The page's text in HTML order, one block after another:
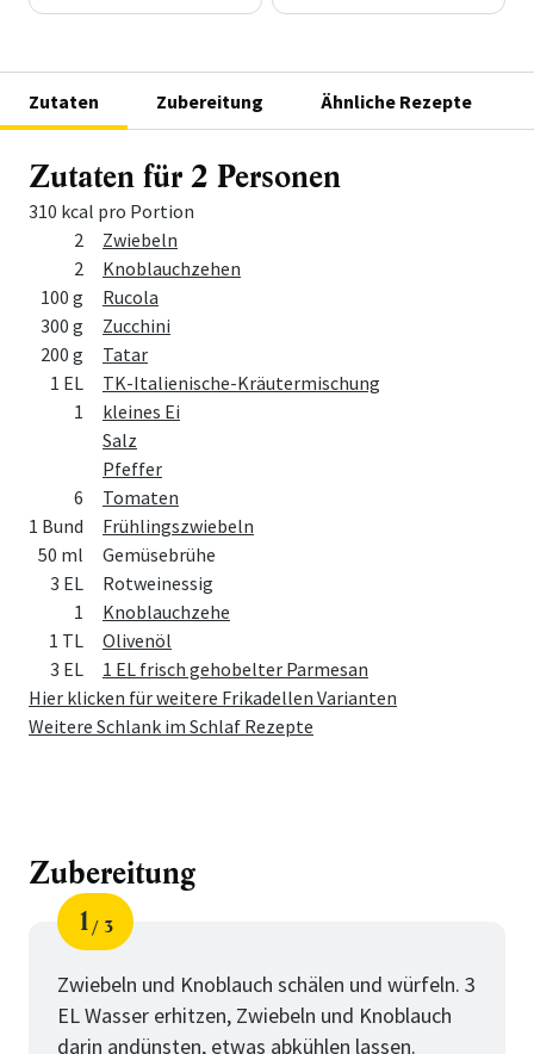
Zutaten Zubereitung Ähnliche Rezepte
Zutaten für 2 Personen
310 kcal pro Portion
Menge Zutat
2
Zwiebeln
2
Knoblauchzehen
100 g
Rucola
300 g
Zucchini
200 g
Tatar
1 EL
TK-Italienische-Kräutermischung
1
kleines Ei
Salz
Pfeffer
6
Tomaten
1 Bund
Frühlingszwiebeln
50 ml
Gemüsebrühe
3 EL
Rotweinessig
1
Knoblauchzehe
1 TL
Olivenöl
3 EL
1 EL frisch gehobelter Parmesan
Hier klicken für weitere Frikadellen Varianten
Weitere Schlank im Schlaf Rezepte
Zubereitung
Schritt
1
von
3
Zwiebeln und Knoblauch schälen und würfeln. 3
EL Wasser erhitzen, Zwiebeln und Knoblauch
darin andünsten, etwas abkühlen lassen.